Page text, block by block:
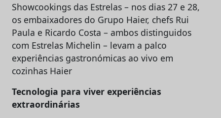
Showcookings das Estrelas – nos dias 27 e 28,
os embaixadores do Grupo Haier, chefs Rui
Paula e Ricardo Costa – ambos distinguidos
com Estrelas Michelin – levam a palco
experiências gastronómicas ao vivo em
cozinhas Haier
Tecnologia para viver experiências
extraordinárias